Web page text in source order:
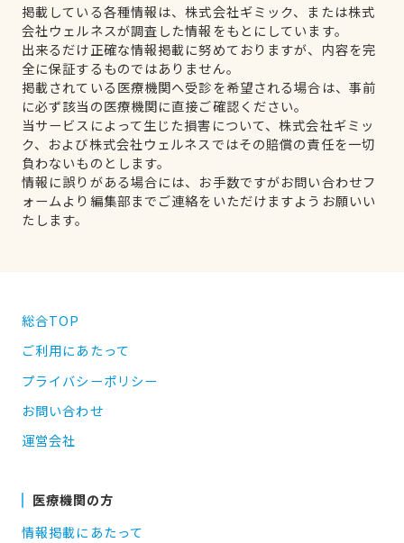
掲載している各種情報は、株式会社ギミック、または株式
会社ウェルネスが調査した情報をもとにしています。
出来るだけ正確な情報掲載に努めておりますが、内容を完
全に保証するものではありません。
掲載されている医療機関へ受診を希望される場合は、事前
に必ず該当の医療機関に直接ご確認ください。
当サービスによって生じた損害について、株式会社ギミッ
ク、および株式会社ウェルネスではその賠償の責任を一切
負わないものとします。
情報に誤りがある場合には、お手数ですがお問い合わせフ
ォームより編集部までご連絡をいただけますようお願いい
たします。
総合TOP
ご利用にあたって
プライバシーポリシー
お問い合わせ
運営会社
医療機関の方
情報掲載にあたって